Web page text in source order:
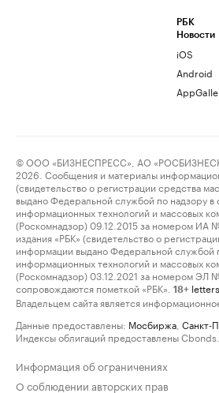
РБК
Новости
iOS
Android
© ООО «БИЗНЕСПРЕСС», АО
2026. Сообщения и материалы
(свидетельство о регистрации средства
выдано Федеральной службой по надзору в
информационных технологий и массовых
(Роскомнадзор) 09.12.2015 за номером ИА
издания «РБК» (свидетельство о
информации выдано Федеральной службой
информационных технологий и массовых
(Роскомнадзор) 03.12.2021 за номером ЭЛ
сопровождаются пометкой «РБК».
18+
Владельцем сайта является
Данные предоставлены: Мосбиржа Санкт-
Индексы облигаций предоставлены Cbonds.
Информация об ограничениях
О соблюдении авторских прав